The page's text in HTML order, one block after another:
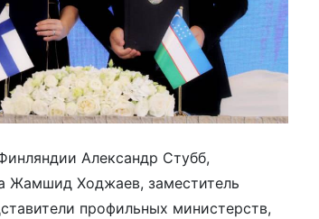
Александр Стубб,
Жамшид Ходжаев, заместитель
профильных министерств,